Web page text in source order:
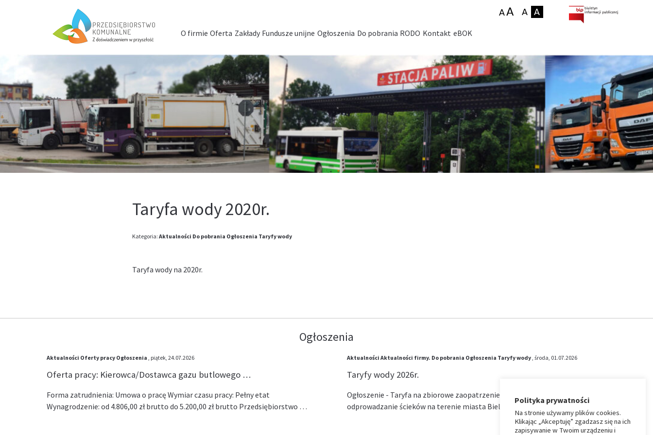
O firmie Oferta Zakłady Fundusze unijne Ogłoszenia Do pobrania RODO Kontakt eBOK
Taryfa wody 2020r.
Kategoria: Aktualności Do pobrania Ogłoszenia Taryfy wody
Taryfa wody na 2020r.
Ogłoszenia
Aktualności Oferty pracy Ogłoszenia , piątek, 24.07.2026
Oferta pracy: Kierowca/Dostawca gazu butlowego …
Forma zatrudnienia: Umowa o pracę Wymiar czasu pracy: Pełny etat
Wynagrodzenie: od 4.806,00 zł brutto do 5.200,00 zł brutto Przedsiębiorstwo …
Aktualności Aktualności firmy. Do pobrania Ogłoszenia Taryfy wody, środa, 01.07.2026
Taryfy wody 2026r.
Ogłoszenie - Taryfa na zbiorowe zaopatrzenie w wodę i zbiorowe
odprowadzanie ścieków na terenie miasta Bielsk Podlaski na okres od …
Polityka prywatności
Na stronie używamy plików cookies.
Klikając „Akceptuję” zgadzasz się na ich
zapisywanie w Twoim urządzeniu i